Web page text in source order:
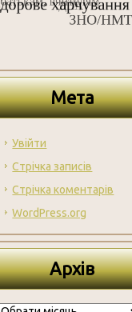
Мета
Увійти
Стрічка записів
Стрічка коментарів
WordPress.org
Архів